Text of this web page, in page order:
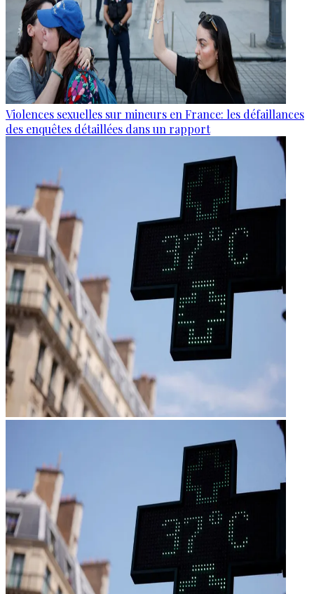
Violences sexuelles sur mineurs en France: les défaillances
des enquêtes détaillées dans un rapport